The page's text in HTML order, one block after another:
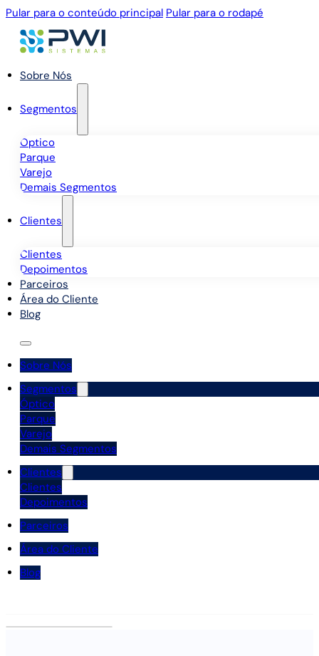
Pular para o conteúdo principal Pular para o rodapé
Sobre Nós
Segmentos
Óptico
Parque
Varejo
Demais Segmentos
Clientes
Clientes
Depoimentos
Parceiros
Área do Cliente
Blog
Sobre Nós
Segmentos
Óptico
Parque
Varejo
Demais Segmentos
Clientes
Clientes
Depoimentos
Parceiros
Área do Cliente
Blog